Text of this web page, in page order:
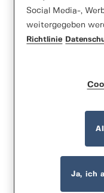
Social Media-,
weitergegeben
Richtlinie
Ja, ich